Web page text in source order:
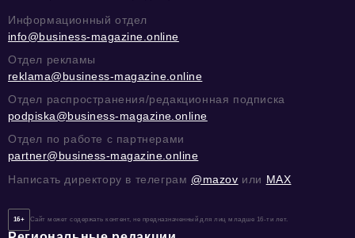
Информационный отдел
info@business-magazine.online
Отдел рекламы
reklama@business-magazine.online
Отдел распространения/редакционная подписка
podpiska@business-magazine.online
Отдел по работе с партнерами
partner@business-magazine.online
Написать директору в телеграм @mazov или MAX
16+ Сайт может содержать контент, не предназначенный для лиц младше 16-ти лет.